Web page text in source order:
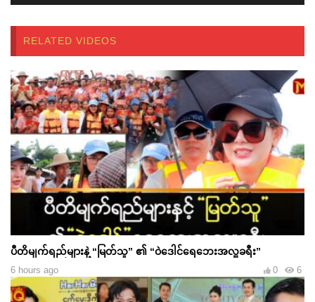
RELATED VIDEOS
ပီတိမျက်ရည်များနဲ့ “မြတ်သူ” ၏ “ဝဲဒေါင်ရေဘေးအလှူခရီး”
6 hours ago 6
0